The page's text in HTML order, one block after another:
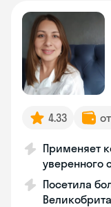
4.33
Применяет
уверенного
Посетила